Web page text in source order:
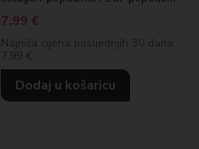
7,99 €
Najniža cijena posljednjih 30 dana:
7.99 €
Dodaj u košaricu